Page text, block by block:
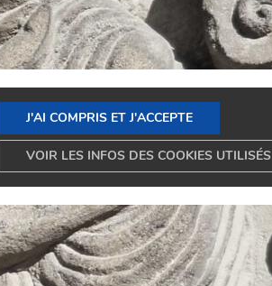
J'AI COMPRIS ET J'ACCEPTE
VOIR LES INFOS DES COOKIES UTILISÉS